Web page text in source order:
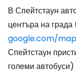
В Спейтстаун
центъра на
google.com/
Спейтстаун
големи